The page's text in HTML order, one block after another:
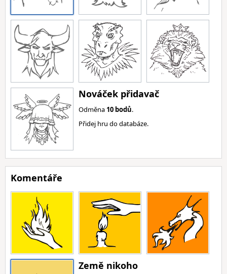
Nováček přidavač
Odměna 10 bodů.
Přidej hru do databáze.
Komentáře
Země nikoho